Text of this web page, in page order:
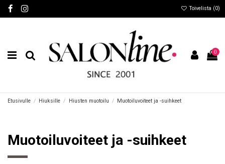
Toivelista (0)
0
Etusivulle Hiuksille Hiusten muotoilu Muotoiluvoiteet ja -suihkeet
Muotoiluvoiteet ja -suihkeet